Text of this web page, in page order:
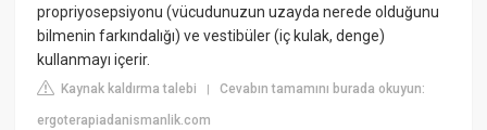
propriyosepsiyonu (vücudunuzun uzayda nerede olduğunu
bilmenin farkındalığı) ve vestibüler (iç kulak, denge)
kullanmayı içerir.
Kaynak kaldırma talebi |Cevabın tamamını burada okuyun:
ergoterapiadanismanlik.com